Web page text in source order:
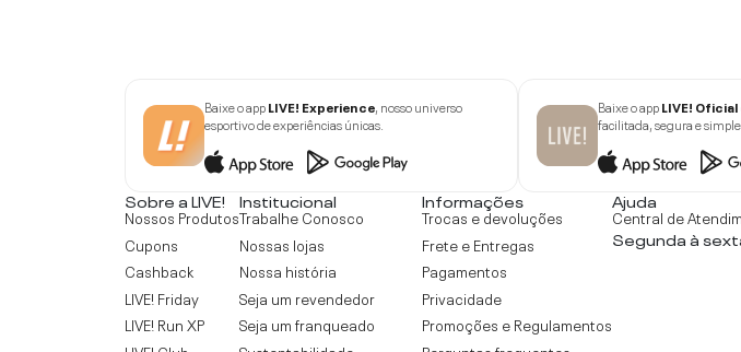
Baixe o appLIVE! Experience, nosso universo
esportivo de experiências únicas.
Baixe o appLIVE! Oficial
facilitada, segura e
Sobre a LIVE!
Nossos Produtos
Cupons
Cashback
LIVE! Friday
LIVE! Run XP
Institucional
Trabalhe Conosco
Nossas lojas
Nossa história
Seja um revendedor
Seja um franqueado
Informações
Trocas e devoluções
Frete e Entregas
Pagamentos
Privacidade
Promoções e Regulamentos
Ajuda
Central de
Segunda à